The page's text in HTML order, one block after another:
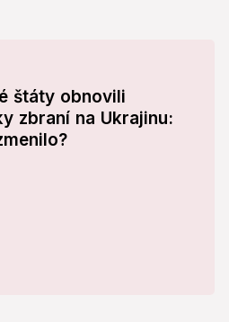
štáty obnovili
zbraní na Ukrajinu: